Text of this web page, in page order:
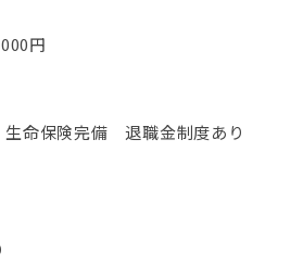
円
命保険完備 退職金制度あり